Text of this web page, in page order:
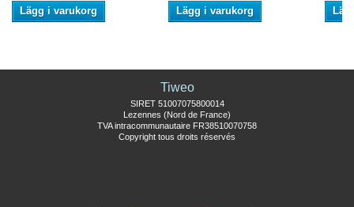
Lägg i varukorg Lägg i varukorg
Tiweo
SIRET 51007075800014
Lezennes (Nord de France)
TVA intracommunautaire FR38510070758
Copyright tous droits réservés